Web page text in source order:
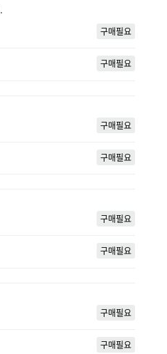
구매필요
구매필요
구매필요
구매필요
구매필요
구매필요
구매필요
구매필요